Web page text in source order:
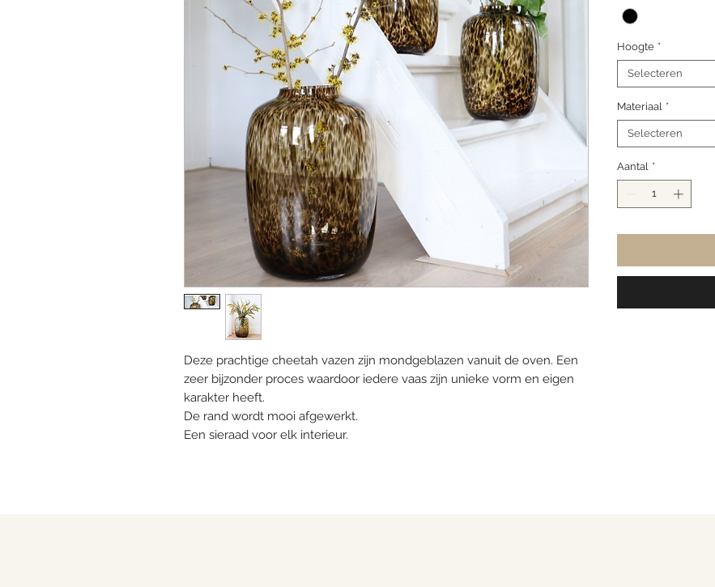
Deze prachtige cheetah vazen zijn mondgeblazen vanuit de oven. Een
zeer bijzonder proces waardoor iedere vaas zijn unieke vorm en eigen
karakter heeft.
De rand wordt mooi afgewerkt.
Een sieraad voor elk interieur.
Hoogte *
Selecteren
Materiaal *
Selecteren
Aantal *